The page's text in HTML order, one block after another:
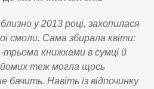
у 2013 році, захопилася
смоли. Сама збирала квіти:
трьома книжками в сумці й
теж могла щось
бачить. Навіть із відпочинку